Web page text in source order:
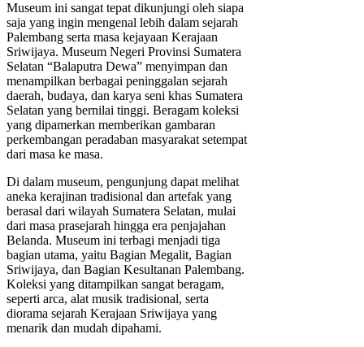
Museum ini sangat tepat dikunjungi oleh siapa
saja yang ingin mengenal lebih dalam sejarah
Palembang serta masa kejayaan Kerajaan
Sriwijaya. Museum Negeri Provinsi Sumatera
Selatan “Balaputra Dewa” menyimpan dan
menampilkan berbagai peninggalan sejarah
daerah, budaya, dan karya seni khas Sumatera
Selatan yang bernilai tinggi. Beragam koleksi
yang dipamerkan memberikan gambaran
perkembangan peradaban masyarakat setempat
dari masa ke masa.
Di dalam museum, pengunjung dapat melihat
aneka kerajinan tradisional dan artefak yang
berasal dari wilayah Sumatera Selatan, mulai
dari masa prasejarah hingga era penjajahan
Belanda. Museum ini terbagi menjadi tiga
bagian utama, yaitu Bagian Megalit, Bagian
Sriwijaya, dan Bagian Kesultanan Palembang.
Koleksi yang ditampilkan sangat beragam,
seperti arca, alat musik tradisional, serta
diorama sejarah Kerajaan Sriwijaya yang
menarik dan mudah dipahami.